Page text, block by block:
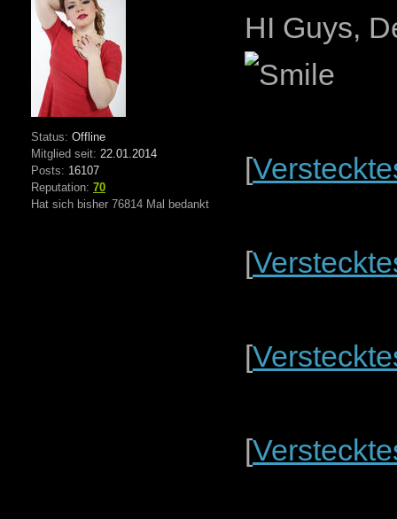
Status: Offline
Mitglied seit: 22.01.2014
Posts: 16107
Reputation: 70
Hat sich bisher 76814 Mal bedankt
HI Guys,
[
[
[
[